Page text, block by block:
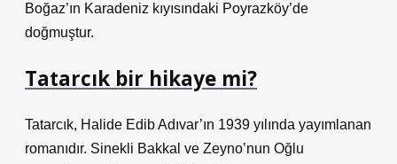
Boğaz’ın Karadeniz kıyısındaki Poyrazköy’de
doğmuştur.
Tatarcık bir hikaye mi?
Tatarcık, Halide Edib Adıvar’ın 1939 yılında yayımlanan
romanıdır. Sinekli Bakkal ve Zeyno’nun Oğlu